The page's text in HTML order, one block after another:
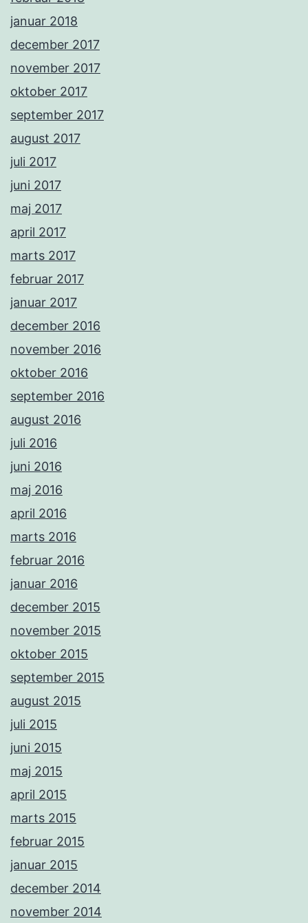
januar 2018
december 2017
november 2017
oktober 2017
september 2017
august 2017
juli 2017
juni 2017
maj 2017
april 2017
marts 2017
februar 2017
januar 2017
december 2016
november 2016
oktober 2016
september 2016
august 2016
juli 2016
juni 2016
maj 2016
april 2016
marts 2016
februar 2016
januar 2016
december 2015
november 2015
oktober 2015
september 2015
august 2015
juli 2015
juni 2015
maj 2015
april 2015
marts 2015
februar 2015
januar 2015
december 2014
november 2014